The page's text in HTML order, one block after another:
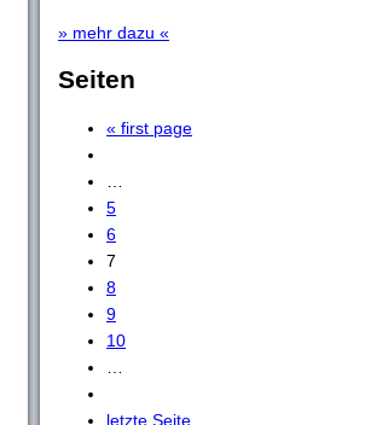
» mehr dazu «
Seiten
« first page
5
6
7
8
9
10
letzte Seite